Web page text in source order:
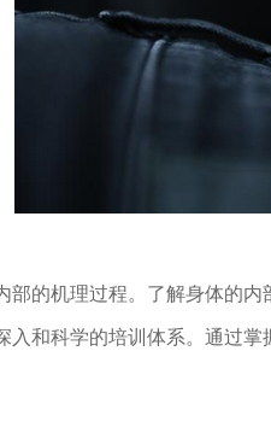
部的机理过程。了解身体的
入和科学的培训体系。通过